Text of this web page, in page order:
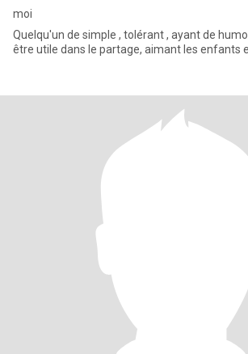
moi
Quelqu'un de simple , tolérant , ayant de
être utile dans le partage, aimant les enfants